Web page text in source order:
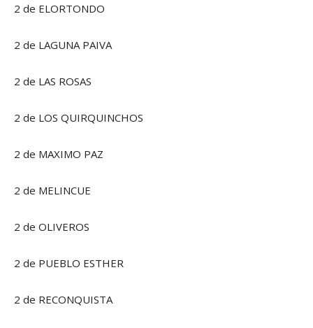
2 de ELORTONDO
2 de LAGUNA PAIVA
2 de LAS ROSAS
2 de LOS QUIRQUINCHOS
2 de MAXIMO PAZ
2 de MELINCUE
2 de OLIVEROS
2 de PUEBLO ESTHER
2 de RECONQUISTA